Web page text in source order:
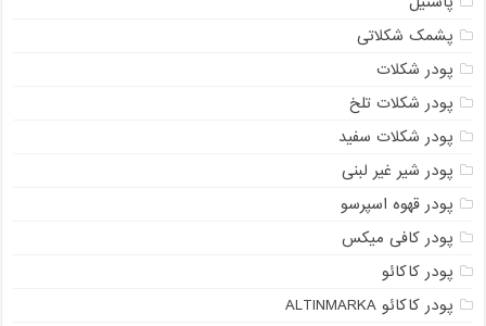
پشمک شکلاتی
پودر شکلات
پودر شکلات تلخ
پودر شکلات سفید
پودر شیر غیر لبنی
پودر قهوه اسپرسو
پودر کافی میکس
پودر کاکائو
پودر کاکائو ALTINMARKA